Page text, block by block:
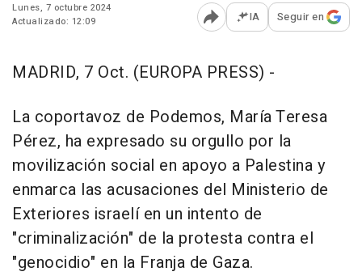
Lunes, 7 octubre 2024
Actualizado: 12:09
Abrir opciones para
IA Seguir en
MADRID, 7 Oct. (EUROPA PRESS) -
La coportavoz de Podemos, María Teresa
Pérez, ha expresado su orgullo por la
movilización social en apoyo a Palestina y
enmarca las acusaciones del Ministerio de
Exteriores israelí en un intento de
"criminalización" de la protesta contra el
"genocidio" en la Franja de Gaza.